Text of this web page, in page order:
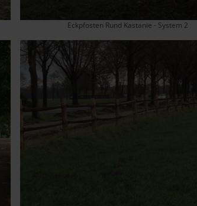
Eckpfosten Rund Kastanie - System 2